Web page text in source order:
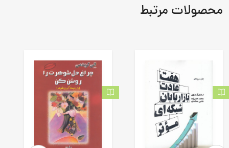
محصولات مرتبط